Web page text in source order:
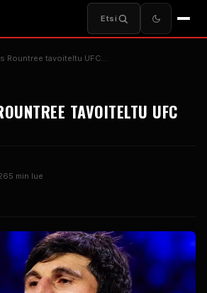
Etsi
Rountree tavoiteltu UFC...
TAVOITELTU UFC
5 min lue